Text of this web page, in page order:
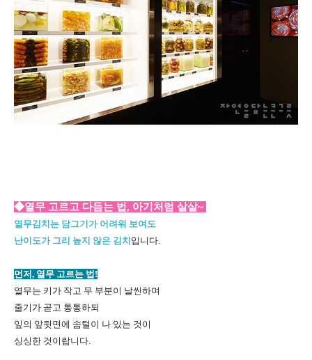
◆열무 고르고 다듬는 법, 아기처럼 살살~
열무김치는 담그기가 어려워 보여도
난이도가 그리 높지 않은 김치 입니다.
먼저, 열무 고르는 법!
열무는 키가 작고 무 부분이 날씬하며
줄기가 곧고 통통하되
잎의 앞뒷면에 솜털이 나 있는 것이
싱싱한 것이랍니다.